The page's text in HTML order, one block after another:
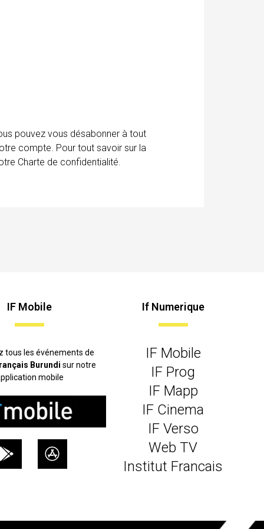
pouvez vous désabonner à tout
compte. Pour tout savoir sur la
Charte de confidentialité.
IF Mobile
tous les événements de
Burundisur notre
mobile
If Numerique
IF Mobile
IF Prog
IF Mapp
IF Cinema
IF Verso
Web TV
Institut Francais